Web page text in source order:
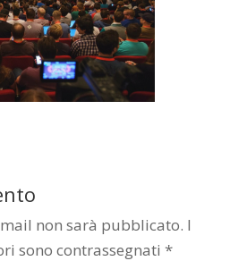
non sarà pubblicato. I
sono contrassegnati *